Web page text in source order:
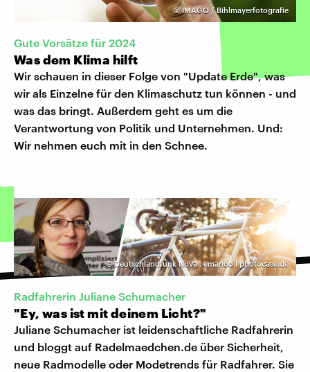
©IMAGO / Bihlmayerfotografie
Gute Vorsätze für 2024
Was dem Klima hilft
Wir schauen in dieser Folge von "Update Erde", was
wir als Einzelne für den Klimaschutz tun können - und
was das bringt. Außerdem geht es um die
Verantwortung von Politik und Unternehmen. Und:
Wir nehmen euch mit in den Schnee.
©Deutschlandfunk Nova,emanoo I photocase.de
Radfahrerin Juliane Schumacher
"Ey, was ist mit deinem Licht?"
Juliane Schumacher ist leidenschaftliche Radfahrerin
und bloggt auf Radelmaedchen.de über Sicherheit,
neue Radmodelle oder Modetrends für Radfahrer. Sie